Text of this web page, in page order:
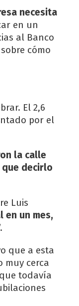
necesita
en un
al Banco
cómo
El 2,6
por el
la calle
que decirlo
Luis
en un mes,
que a esta
muy cerca
todavía